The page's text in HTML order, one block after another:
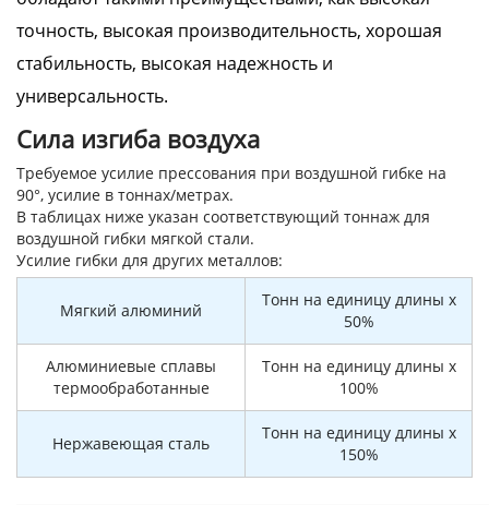
точность, высокая производительность, хорошая
стабильность, высокая надежность и
универсальность.
Сила изгиба воздуха
Требуемое усилие прессования при воздушной гибке на
90°, усилие в тоннах/метрах.
В таблицах ниже указан соответствующий тоннаж для
воздушной гибки мягкой стали.
Усилие гибки для других металлов:
Мягкий алюминий
Тонн на единицу длины x
50%
Алюминиевые сплавы
термообработанные
Тонн на единицу длины x
100%
Нержавеющая сталь
Тонн на единицу длины x
150%